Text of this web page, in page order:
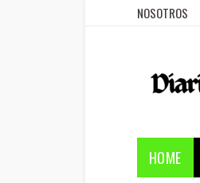
NOSOTROS
HOME